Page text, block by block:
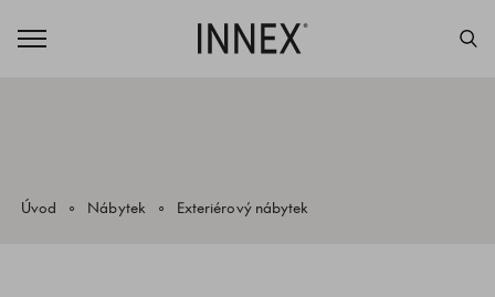
Úvod Nábytek Exteriérový nábytek